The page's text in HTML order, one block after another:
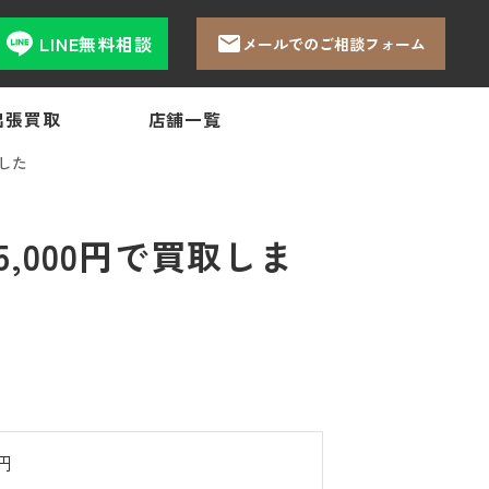
LINE無料相談 メールでのご相談フォーム
張買取 店舗一覧
た
円で買取しま